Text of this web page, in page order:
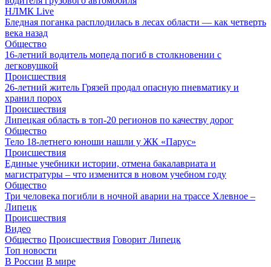
НЛМК Live
Бледная поганка расплодилась в лесах области — как четверть
века назад
Общество
16-летний водитель мопеда погиб в столкновении с
легковушкой
Происшествия
26-летний житель Грязей продал опасную пневматику и
хранил порох
Происшествия
Липецкая область в топ-20 регионов по качеству дорог
Общество
Тело 18-летнего юноши нашли у ЖК «Парус»
Происшествия
Единые учебники истории, отмена бакалавриата и
магистратуры – что изменится в новом учебном году
Общество
Три человека погибли в ночной аварии на трассе Хлевное –
Липецк
Происшествия
Видео
Общество Происшествия Говорит Липецк
Топ новости
В России В мире